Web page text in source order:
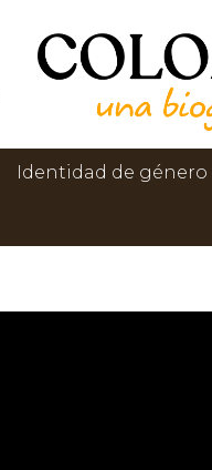
Identidad de género